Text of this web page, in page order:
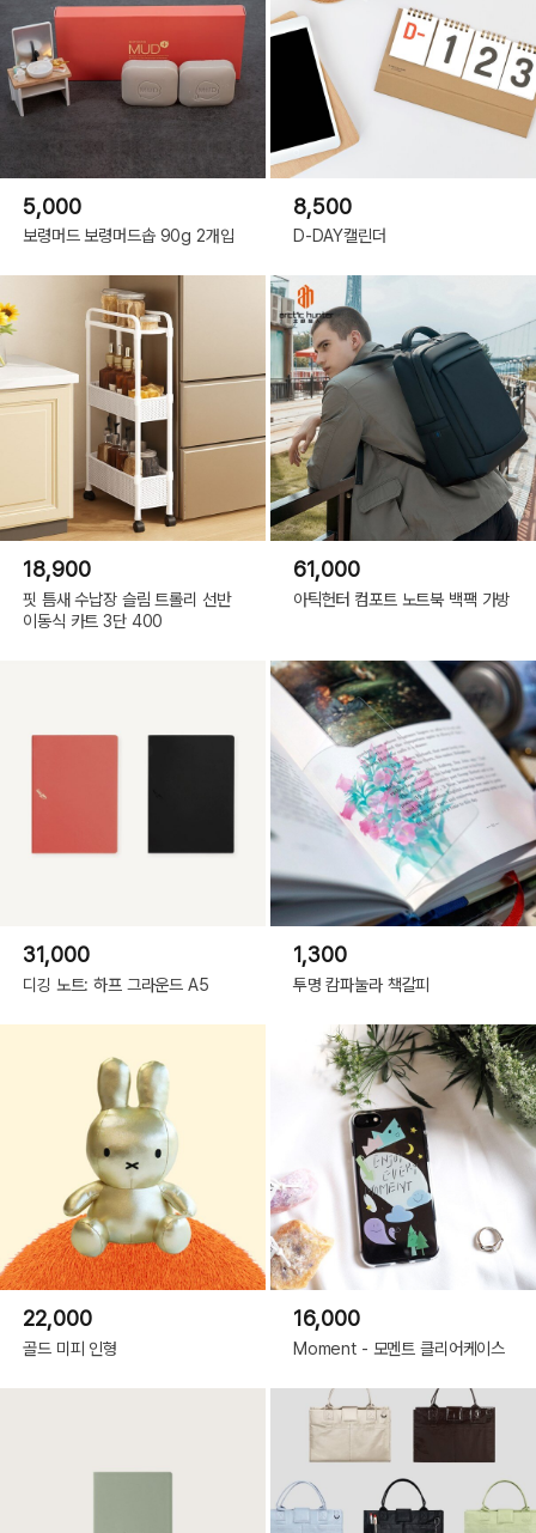
M 사이즈 연출샷입니다.
5,000
보령머드 보령머드솝 90g 2개입
8,500
D-DAY캘린더
18,900
핏 틈새 수납장 슬림 트롤리 선반
이동식 카트 3단 400
61,000
아틱헌터 컴포트 노트북 백팩 가방
31,000
디깅 노트: 하프 그라운드 A5
1,300
투명 캄파눌라 책갈피
22,000
골드 미피 인형
16,000
Moment - 모멘트 클리어케이스